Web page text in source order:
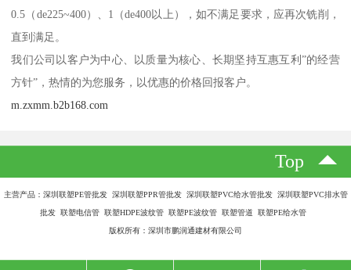
0.5（de225~400）、1（de400以上），如不满足要求，应再次铣削，
直到满足。
我们公司以客户为中心、以质量为核心、长期坚持互惠互利”的经营
方针”，热情的为您服务，以优惠的价格回报客户。
m.zxmm.b2b168.com
Top
主营产品：深圳联塑PE管批发 深圳联塑PPR管批发 深圳联塑PVC给水管批发 深圳联塑PVC排水管
批发 联塑电信管 联塑HDPE波纹管 联塑PE波纹管 联塑管道 联塑PE给水管
版权所有：深圳市鹏润通建材有限公司